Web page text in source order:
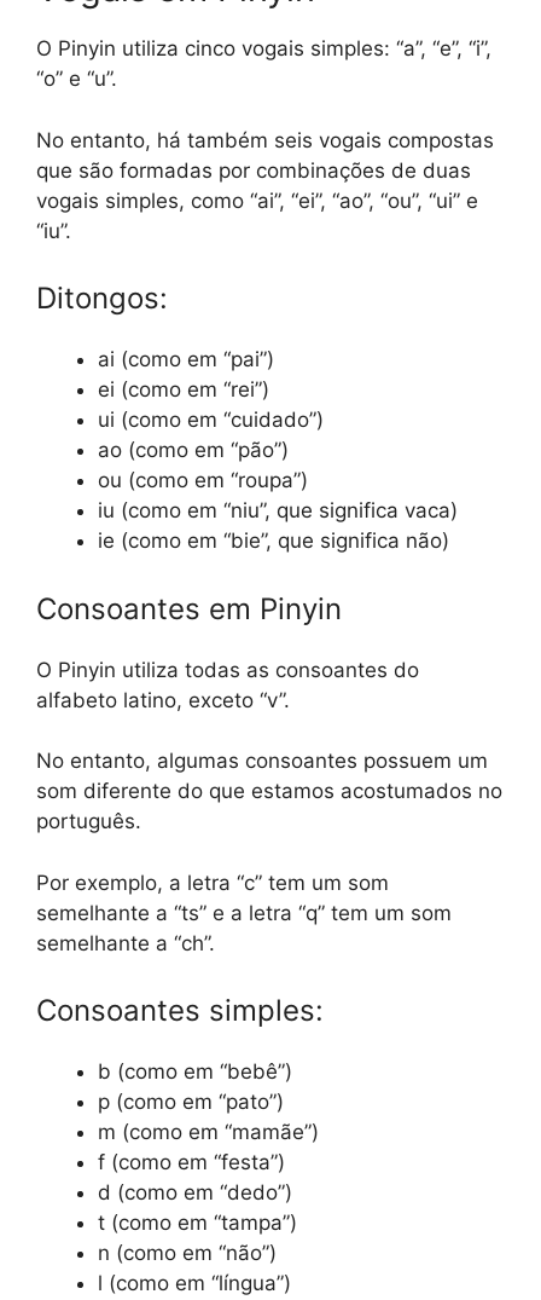
O Pinyin utiliza cinco vogais simples: “a”, “e”, “i”,
“o” e “u”.
No entanto, há também seis vogais compostas
que são formadas por combinações de duas
vogais simples, como “ai”, “ei”, “ao”, “ou”, “ui” e
“iu”.
Ditongos:
ai (como em “pai”)
ei (como em “rei”)
ui (como em “cuidado”)
ao (como em “pão”)
ou (como em “roupa”)
iu (como em “niu”, que significa vaca)
ie (como em “bie”, que significa não)
Consoantes em Pinyin
O Pinyin utiliza todas as consoantes do
alfabeto latino, exceto “v”.
No entanto, algumas consoantes possuem um
som diferente do que estamos acostumados no
português.
Por exemplo, a letra “c” tem um som
semelhante a “ts” e a letra “q” tem um som
semelhante a “ch”.
Consoantes simples:
b (como em “bebê”)
p (como em “pato”)
m (como em “mamãe”)
f (como em “festa”)
d (como em “dedo”)
t (como em “tampa”)
n (como em “não”)
l (como em “língua”)